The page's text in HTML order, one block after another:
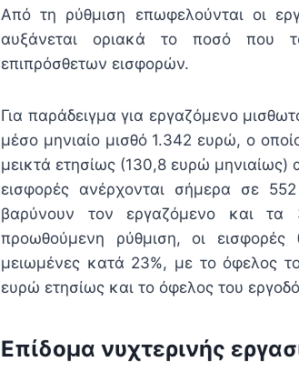
Από τη ρύθμιση επωφελούνται οι
αυξάνεται οριακά το ποσό που
επιπρόσθετων εισφορών.
Για παράδειγμα για εργαζόμενο
μέσο μηνιαίο μισθό 1.342 ευρώ, ο
μεικτά ετησίως (130,8 ευρώ μηνιαίως)
εισφορές ανέρχονται σήμερα σε
βαρύνουν τον εργαζόμενο και
προωθούμενη ρύθμιση, οι
μειωμένες κατά 23%, με το όφελος
ευρώ ετησίως και το όφελος του
Επίδομα νυχτερινής